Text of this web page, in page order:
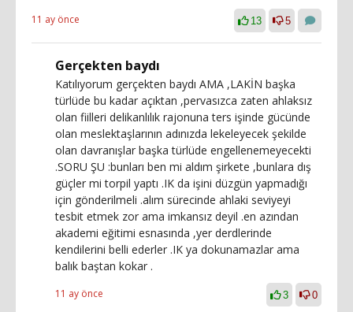
11 ay önce 13 5
Gerçekten baydı
Katılıyorum gerçekten baydı AMA ,LAKİN başka
türlüde bu kadar açıktan ,pervasızca zaten ahlaksız
olan fiilleri delikanlılık rajonuna ters işinde gücünde
olan meslektaşlarının adınızda lekeleyecek şekilde
olan davranışlar başka türlüde engellenemeyecekti
.SORU ŞU :bunları ben mi aldım şirkete ,bunlara dış
güçler mi torpil yaptı .IK da işini düzgün yapmadığı
için gönderilmeli .alım sürecinde ahlaki seviyeyi
tesbit etmek zor ama imkansız deyil .en azından
akademi eğitimi esnasında ,yer derdlerinde
kendilerini belli ederler .IK ya dokunamazlar ama
balık baştan kokar .
11 ay önce 3 0